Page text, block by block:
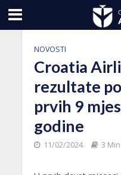
NOVOSTI
Croatia
rezultate
prvih 9
godine
11/02/2024 3